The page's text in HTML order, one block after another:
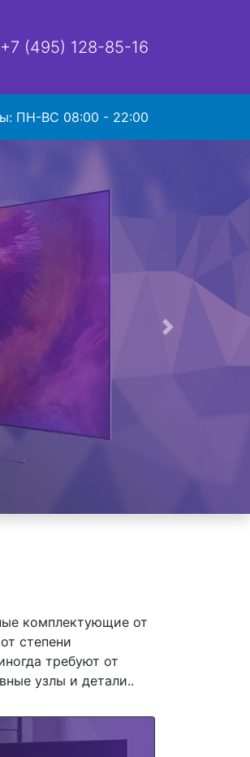
+7 (495) 128-85-16
ПН-ВС 08:00 - 22:00
Следующая
комплектующие от
степени
требуют от
узлы и детали..